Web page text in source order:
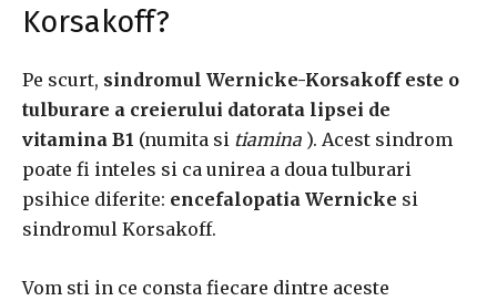
Korsakoff?
Pe scurt, sindromul Wernicke-Korsakoff este o
tulburare a creierului datorata lipsei de
vitamina B1 (numita si tiamina ). Acest sindrom
poate fi inteles si ca unirea a doua tulburari
psihice diferite: encefalopatia Wernicke si
sindromul Korsakoff.
Vom sti in ce consta fiecare dintre aceste